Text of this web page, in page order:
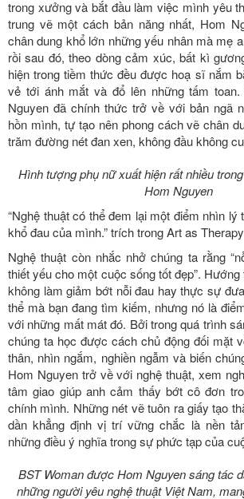
trong xưởng và bắt đầu làm việc mình yêu
trung vẽ một cách bản năng nhất, Hom
chân dung khổ lớn những yếu nhân mà mẹ
rồi sau đó, theo dòng cảm xúc, bất kì
hiện trong tiềm thức đều được hoạ sĩ nắm
vẻ tới ánh mắt và đổ lên những tấm
Nguyen đã chính thức trở về với bản ngã
hồn mình, tự tạo nên phong cách vẽ chân
trăm đường nét đan xen, không đầu không
Hình tượng phụ nữ xuất hiện rất nhiều
Hom Nguyen
“Nghệ thuật có thể đem lại một điểm nhìn lý
khổ đau của mình.” trích trong Art as Therapy
Nghệ thuật còn nhắc nhở chúng ta rằng
thiết yếu cho một cuộc sống tốt đẹp”.
không làm giảm bớt nỗi đau hay thực sự
thể mà bạn đang tìm kiếm, nhưng nó là
với những mất mát đó. Bởi trong quá trình
chúng ta học được cách chủ động đối mặt
thân, nhìn ngắm, nghiền ngẫm và biến
Hom Nguyen trở về với nghệ thuật, xem
tâm giao giúp anh cảm thấy bớt cô đơn
chính mình. Những nét vẽ tuôn ra giấy tạo
dần khẳng định vị trí vững chắc là nền
những điều ý nghĩa trong sự phức tạp của
BST Woman được Hom Nguyen sáng tác
những người yêu nghệ thuật Việt Nam,